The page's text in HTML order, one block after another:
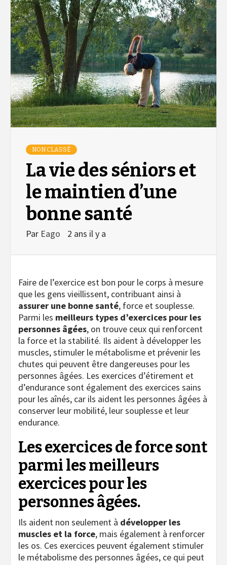
NON CLASSÉ
La vie des séniors et
le maintien d’une
bonne santé
Par Eago 2 ans il y a
Faire de l’exercice est bon pour le corps à mesure
que les gens vieillissent, contribuant ainsi à
assurer une bonne santé, force et souplesse.
Parmi les meilleurs types d’exercices pour les
personnes âgées, on trouve ceux qui renforcent
la force et la stabilité. Ils aident à développer les
muscles, stimuler le métabolisme et prévenir les
chutes qui peuvent être dangereuses pour les
personnes âgées. Les exercices d’étirement et
d’endurance sont également des exercices sains
pour les aînés, car ils aident les personnes âgées à
conserver leur mobilité, leur souplesse et leur
endurance.
Les exercices de force sont
parmi les meilleurs
exercices pour les
personnes âgées.
Ils aident non seulement à développer les
muscles et la force, mais également à renforcer
les os. Ces exercices peuvent également stimuler
le métabolisme des personnes âgées, ce qui peut